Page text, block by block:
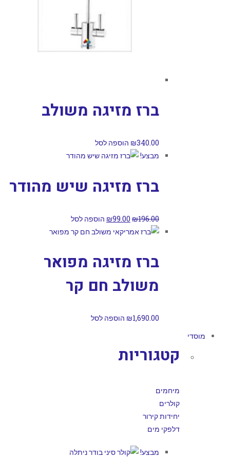
ברז מזיגה משולב
₪340.00
הוספה לסל
מבצע!
ברז מזיגה שיש מהודר
₪196.00
₪99.00 הוספה לסל
ברז מזיגה מפואר
משולב חם קר
₪1,690.00
הוספה לסל
מוסדי
קטגוריות
מיחמים
קולרים
יחידות קירור
דלפקי מים
מבצע!